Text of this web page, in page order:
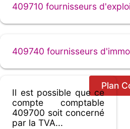
409710 fournisseurs
409740 fournisseurs
Plan
Il est possible que ce
compte comptable
409700 soit concerné
par la TVA...